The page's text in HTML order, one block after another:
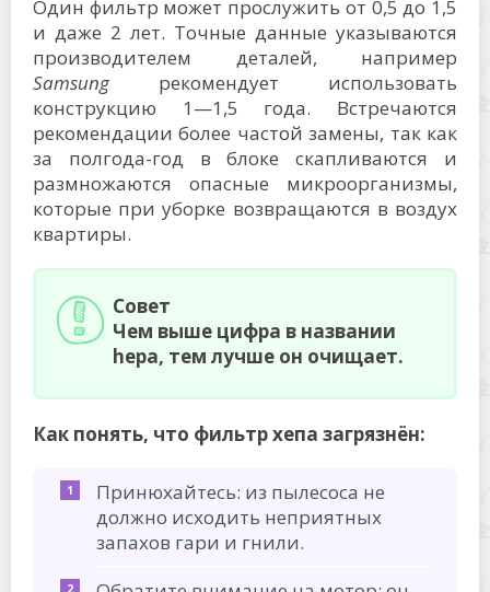
Один фильтр может прослужить от 0,5 до 1,5
и даже 2 лет. Точные данные указываются
производителем деталей, например
Samsungрекомендует использовать
конструкцию 1—1,5 года. Встречаются
рекомендации более частой замены, так как
за полгода-год в блоке скапливаются и
размножаются опасные микроорганизмы,
которые при уборке возвращаются в воздух
квартиры.
Совет
Чем выше цифра в названии
hepa, тем лучше он очищает.
Как понять, что фильтр хепа загрязнён:
Принюхайтесь: из пылесоса не
должно исходить неприятных
запахов гари и гнили.